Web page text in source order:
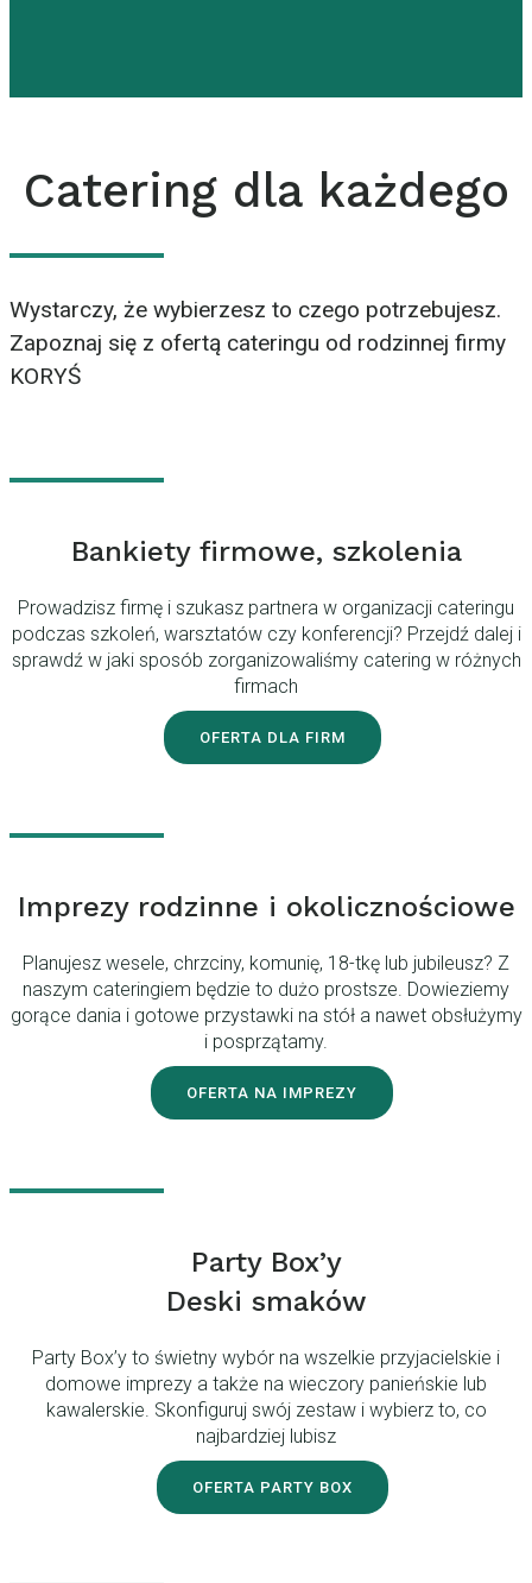
Catering dla każdego
Wystarczy, że wybierzesz to czego potrzebujesz.
Zapoznaj się z ofertą cateringu od rodzinnej firmy
KORYŚ
Bankiety firmowe, szkolenia
Prowadzisz firmę i szukasz partnera w organizacji cateringu
podczas szkoleń, warsztatów czy konferencji? Przejdź dalej i
sprawdź w jaki sposób zorganizowaliśmy catering w różnych
firmach
OFERTA DLA FIRM
Imprezy rodzinne i okolicznościowe
Planujesz wesele, chrzciny, komunię, 18-tkę lub jubileusz? Z
naszym cateringiem będzie to dużo prostsze. Dowieziemy
gorące dania i gotowe przystawki na stół a nawet obsłużymy
i posprzątamy.
OFERTA NA IMPREZY
Party Box’y
Deski smaków
Party Box’y to świetny wybór na wszelkie przyjacielskie i
domowe imprezy a także na wieczory panieńskie lub
kawalerskie. Skonfiguruj swój zestaw i wybierz to, co
najbardziej lubisz
OFERTA PARTY BOX